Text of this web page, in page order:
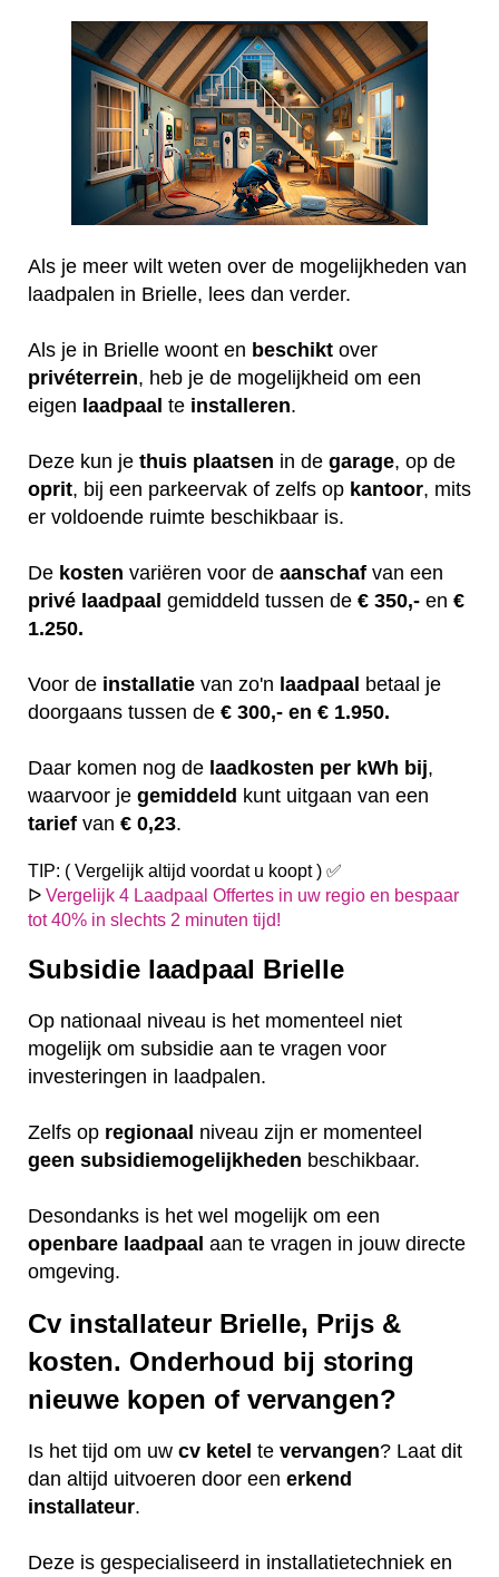
Als je meer wilt weten over de mogelijkheden van
laadpalen in Brielle, lees dan verder.
Als je in Brielle woont en beschikt over
privéterrein, heb je de mogelijkheid om een
eigen laadpaal te installeren.
Deze kun je thuis plaatsen in de garage, op de
oprit, bij een parkeervak of zelfs op kantoor, mits
er voldoende ruimte beschikbaar is.
De kosten variëren voor de aanschaf van een
privé laadpaal gemiddeld tussen de € 350,- en €
1.250.
Voor de installatie van zo'n laadpaal betaal je
doorgaans tussen de € 300,- en € 1.950.
Daar komen nog de laadkosten per kWh bij,
waarvoor je gemiddeld kunt uitgaan van een
tarief van € 0,23.
TIP: ( Vergelijk altijd voordat u koopt ) ✅
ᐅ Vergelijk 4 Laadpaal Offertes in uw regio en bespaar
tot 40% in slechts 2 minuten tijd!
Subsidie laadpaal Brielle
Op nationaal niveau is het momenteel niet
mogelijk om subsidie aan te vragen voor
investeringen in laadpalen.
Zelfs op regionaal niveau zijn er momenteel
geen subsidiemogelijkheden beschikbaar.
Desondanks is het wel mogelijk om een
openbare laadpaal aan te vragen in jouw directe
omgeving.
Cv installateur Brielle, Prijs &
kosten. Onderhoud bij storing
nieuwe kopen of vervangen?
Is het tijd om uw cv ketel te vervangen? Laat dit
dan altijd uitvoeren door een erkend
installateur.
Deze is gespecialiseerd in installatietechniek en